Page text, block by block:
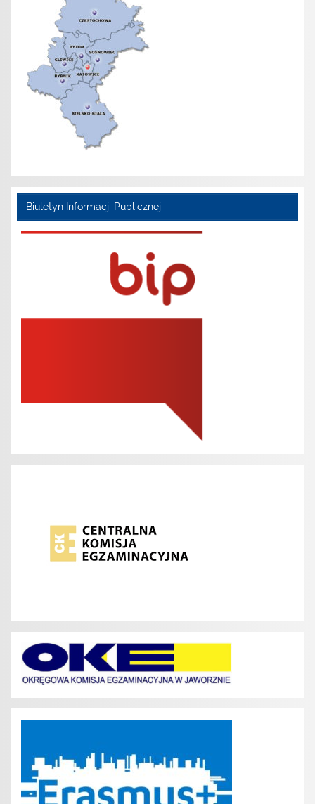
Biuletyn Informacji Publicznej